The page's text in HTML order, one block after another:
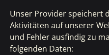
Unser Provider speichert
Aktivitäten auf unserer
und Fehler ausfindig zu
folgenden Daten: